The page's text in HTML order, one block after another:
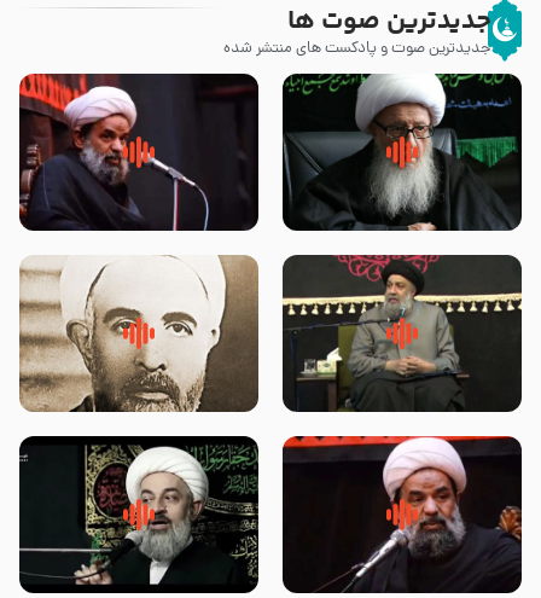
جدیدترین صوت ها
جدیدترین صوت و پادکست های منتشر شده
زوّار اربعین امام حسین (علیه
السلام) با این اشتیاق به زیارت
روضه جانسوز پاره های جگر امام
حسن مجتبی علیه السلام-حجت
لقب حضرت رقیه سلام الله علیها به
چه معناست – حجت الاسلام علوی
روضه‌ی مجلس یزید ملعون و
اسارت اهل‌بیت علیهم‌السلام –
محدث زاده
سلام جوانی که امام حسین علیه
السلام خودش جوابش را دادند
زیارتی که اسباب رزق زیاد و عمر
طولانی است حجت السلام حسین